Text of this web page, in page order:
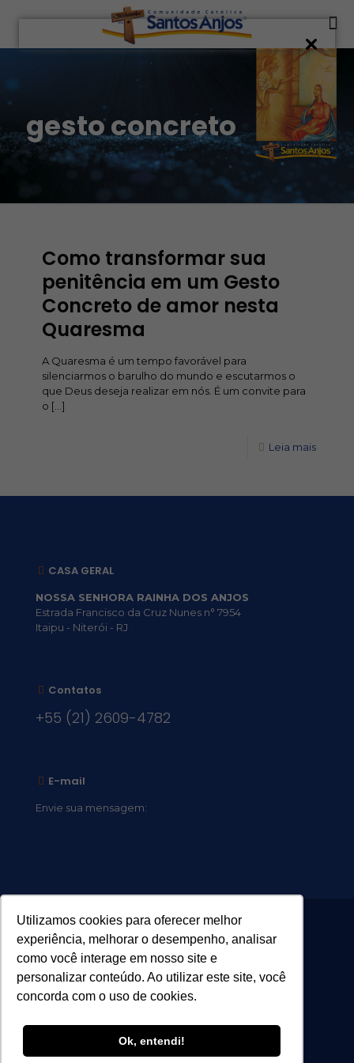
Utilizamos cookies para oferecer melhor
experiência, melhorar o desempenho, analisar
como você interage em nosso site e
personalizar conteúdo. Ao utilizar este site, você
concorda com o uso de cookies.
Ok, entendi!
gesto concreto
Como transformar sua
penitência em um Gesto
Concreto de amor nesta
Quaresma
A Quaresma é um tempo favorável para
silenciarmos o barulho do mundo e escutarmos o
que Deus deseja realizar em nós. É um convite para
o […]
Leia mais
CASA GERAL
NOSSA SENHORA RAINHA DOS ANJOS
Estrada Francisco da Cruz Nunes n° 7954
Itaipu - Niterói - RJ
Contatos
+55 (21) 2609-4782
E-mail
Envie sua mensagem: